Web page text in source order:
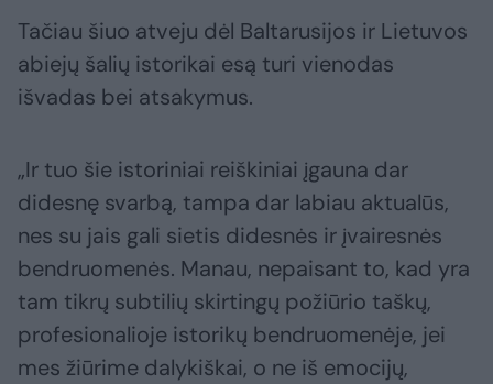
Tačiau šiuo atveju dėl Baltarusijos ir Lietuvos
abiejų šalių istorikai esą turi vienodas
išvadas bei atsakymus.
„Ir tuo šie istoriniai reiškiniai įgauna dar
didesnę svarbą, tampa dar labiau aktualūs,
nes su jais gali sietis didesnės ir įvairesnės
bendruomenės. Manau, nepaisant to, kad yra
tam tikrų subtilių skirtingų požiūrio taškų,
profesionalioje istorikų bendruomenėje, jei
mes žiūrime dalykiškai, o ne iš emocijų,